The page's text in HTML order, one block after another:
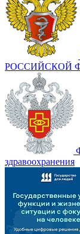
РОССИЙСКОЙ
здравоохранения